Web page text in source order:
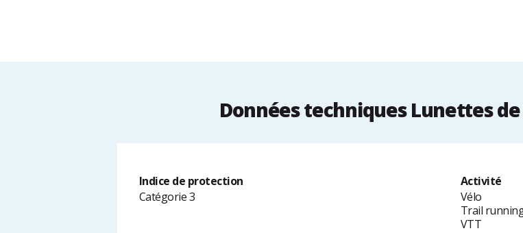
Données techniques Lunettes de
Indice de protection
Catégorie 3
Activité
Vélo
Trail
VTT